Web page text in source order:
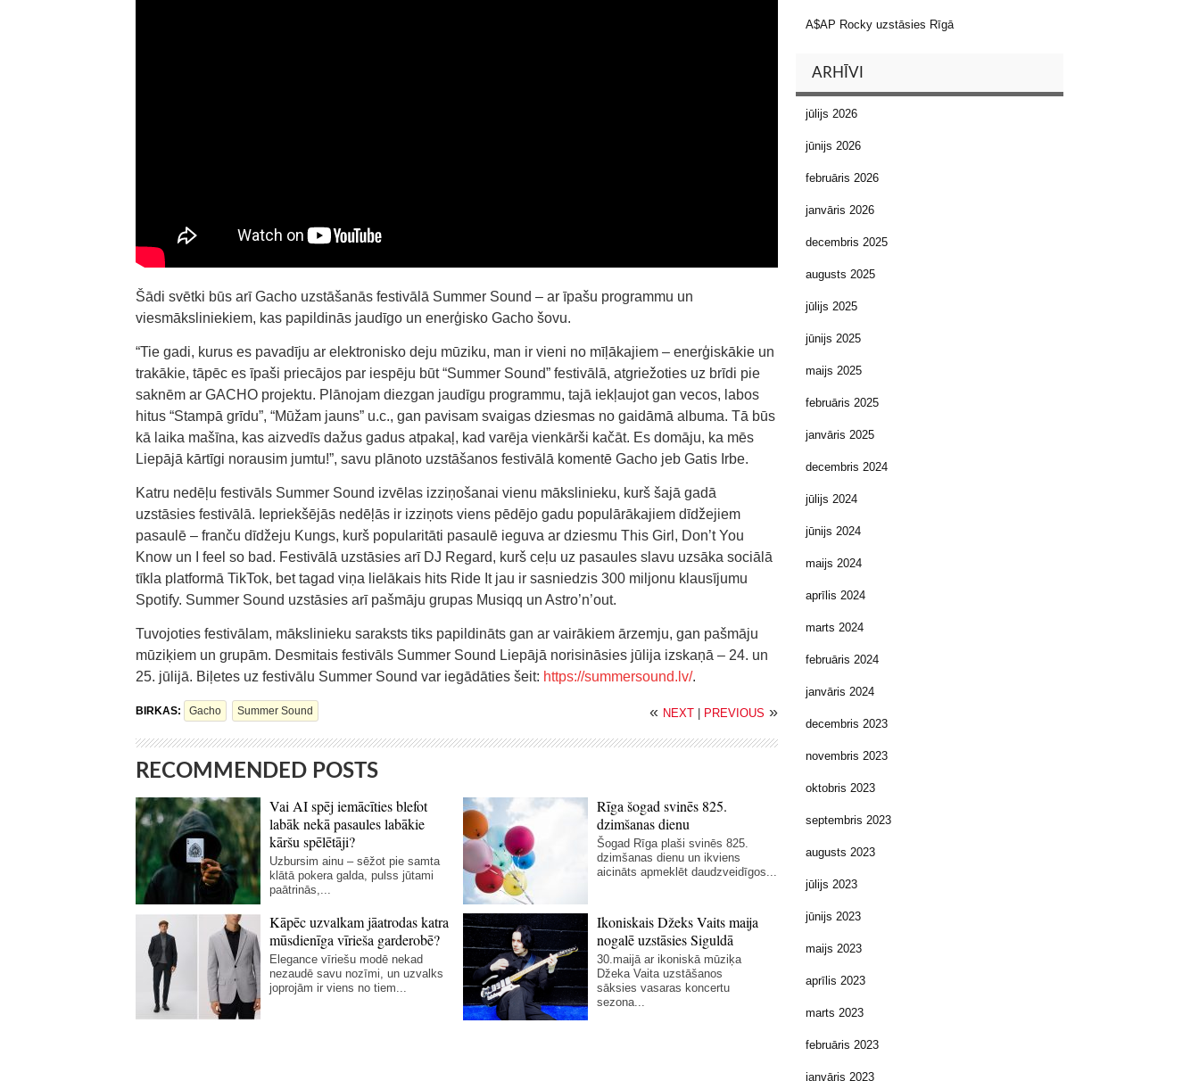
Šādi svētki būs arī Gacho uzstāšanās festivālā Summer Sound – ar īpašu programmu un
viesmāksliniekiem, kas papildinās jaudīgo un enerģisko Gacho šovu.
“Tie gadi, kurus es pavadīju ar elektronisko deju mūziku, man ir vieni no mīļākajiem – enerģiskākie un
trakākie, tāpēc es īpaši priecājos par iespēju būt “Summer Sound” festivālā, atgriežoties uz brīdi pie
saknēm ar GACHO projektu. Plānojam diezgan jaudīgu programmu, tajā iekļaujot gan vecos, labos
hitus “Stampā grīdu”, “Mūžam jauns” u.c., gan pavisam svaigas dziesmas no gaidāmā albuma. Tā būs
kā laika mašīna, kas aizvedīs dažus gadus atpakaļ, kad varēja vienkārši kačāt. Es domāju, ka mēs
Liepājā kārtīgi norausim jumtu!”, savu plānoto uzstāšanos festivālā komentē Gacho jeb Gatis Irbe.
Katru nedēļu festivāls Summer Sound izvēlas izziņošanai vienu mākslinieku, kurš šajā gadā
uzstāsies festivālā. Iepriekšējās nedēļās ir izziņots viens pēdējo gadu populārākajiem dīdžejiem
pasaulē – franču dīdžeju Kungs, kurš popularitāti pasaulē ieguva ar dziesmu This Girl, Don’t You
Know un I feel so bad. Festivālā uzstāsies arī DJ Regard, kurš ceļu uz pasaules slavu uzsāka sociālā
tīkla platformā TikTok, bet tagad viņa lielākais hits Ride It jau ir sasniedzis 300 miljonu klausījumu
Spotify. Summer Sound uzstāsies arī pašmāju grupas Musiqq un Astro’n’out.
Tuvojoties festivālam, mākslinieku saraksts tiks papildināts gan ar vairākiem ārzemju, gan pašmāju
mūziķiem un grupām. Desmitais festivāls Summer Sound Liepājā norisināsies jūlija izskaņā – 24. un
25. jūlijā. Biļetes uz festivālu Summer Sound var iegādāties šeit: https://summersound.lv/.
BIRKAS: Gacho Summer Sound « NEXT PREVIOUS »
RECOMMENDED POSTS
Vai AI spēj iemācīties blefot
labāk nekā pasaules labākie
kāršu spēlētāji?
Uzbursim ainu – sēžot pie samta
klātā pokera galda, pulss jūtami
paātrinās,...
Rīga šogad svinēs 825.
dzimšanas dienu
Šogad Rīga plaši svinēs 825.
dzimšanas dienu un ikviens
aicināts apmeklēt daudzveidīgos...
Kāpēc uzvalkam jāatrodas katra
mūsdienīga vīrieša garderobē?
Elegance vīriešu modē nekad
nezaudē savu nozīmi, un uzvalks
joprojām ir viens no tiem...
Ikoniskais Džeks Vaits maija
nogalē uzstāsies Siguldā
30.maijā ar ikoniskā mūziķa
Džeka Vaita uzstāšanos
sāksies vasaras koncertu
sezona...
A$AP Rocky uzstāsies Rīgā
ARHĪVI
jūlijs 2026
jūnijs 2026
februāris 2026
janvāris 2026
decembris 2025
augusts 2025
jūlijs 2025
jūnijs 2025
maijs 2025
februāris 2025
janvāris 2025
decembris 2024
jūlijs 2024
jūnijs 2024
maijs 2024
aprīlis 2024
marts 2024
februāris 2024
janvāris 2024
decembris 2023
novembris 2023
oktobris 2023
septembris 2023
augusts 2023
jūlijs 2023
jūnijs 2023
maijs 2023
aprīlis 2023
marts 2023
februāris 2023
janvāris 2023